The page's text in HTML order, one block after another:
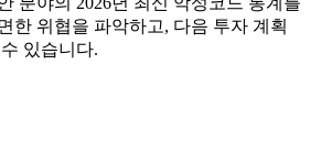
한 위협을 파악하고, 다음 투자 계획
있습니다.